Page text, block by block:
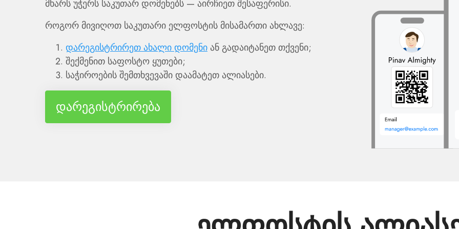
მხარს უჭერს საკუთარ დომენებს — აირჩიეთ შესაფერისი.
როგორ მივიღოთ საკუთარი ელფოსტის მისამართი ახლავე:
დარეგისტრირეთ ახალი დომენი ან გადაიტანეთ თქვენი;
შექმენით საფოსტო ყუთები;
საჭიროების შემთხვევაში დაამატეთ ალიასები.
დარეგისტრირება